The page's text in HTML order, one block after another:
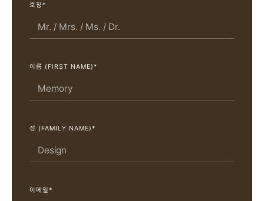
호칭*
이름 (FIRST NAME)*
성 (FAMILY NAME)*
이메일*